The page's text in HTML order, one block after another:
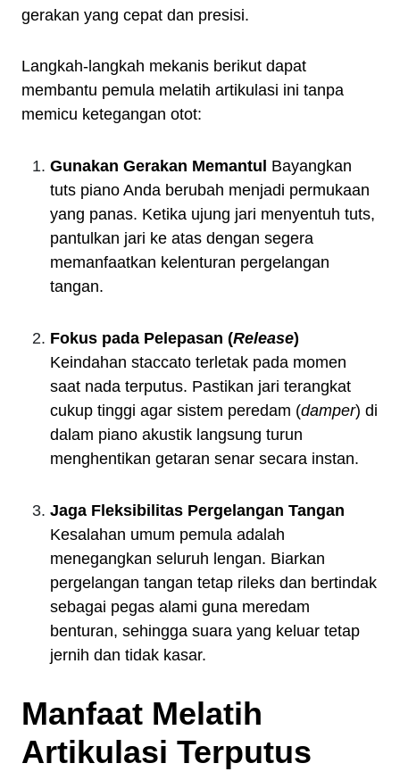
gerakan yang cepat dan presisi.
Langkah-langkah mekanis berikut dapat
membantu pemula melatih artikulasi ini tanpa
memicu ketegangan otot:
Gunakan Gerakan Memantul Bayangkan
tuts piano Anda berubah menjadi permukaan
yang panas. Ketika ujung jari menyentuh tuts,
pantulkan jari ke atas dengan segera
memanfaatkan kelenturan pergelangan
tangan.
Fokus pada Pelepasan (Release)
Keindahan staccato terletak pada momen
saat nada terputus. Pastikan jari terangkat
cukup tinggi agar sistem peredam (damper) di
dalam piano akustik langsung turun
menghentikan getaran senar secara instan.
Jaga Fleksibilitas Pergelangan Tangan
Kesalahan umum pemula adalah
menegangkan seluruh lengan. Biarkan
pergelangan tangan tetap rileks dan bertindak
sebagai pegas alami guna meredam
benturan, sehingga suara yang keluar tetap
jernih dan tidak kasar.
Manfaat Melatih
Artikulasi Terputus